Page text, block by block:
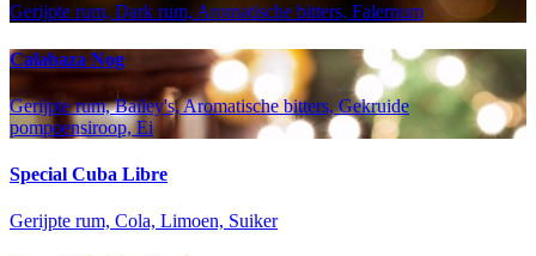
Gerijpte rum, Dark rum, Aromatische bitters, Falernum
Calabaza Nog
Gerijpte rum, Bailey's, Aromatische bitters, Gekruide
pompoensiroop, Ei
Special Cuba Libre
Gerijpte rum, Cola, Limoen, Suiker